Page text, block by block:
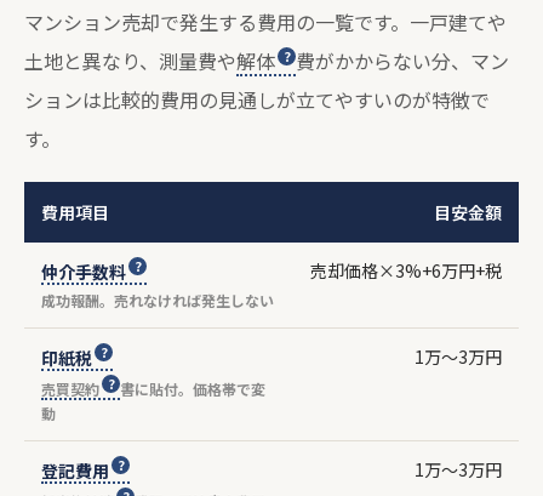
マンション売却で発生する費用の一覧です。一戸建てや
土地と異なり、測量費や解体
費がかからない分、マン
ションは比較的費用の見通しが立てやすいのが特徴で
す。
費用項目 目安金額
仲介手数料
成功報酬。売れなければ発生しない
売却価格×3%+6万円+税
印紙税
売買契約
書に貼付。価格帯で変
動
1万〜3万円
登記費用 1万〜3万円